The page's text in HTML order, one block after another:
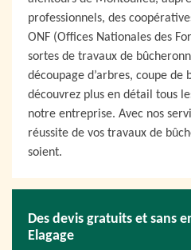
professionnels, des
ONF (Offices Nationales des
sortes de travaux de
découpage d’arbres, coupe de
découvrez plus en détail tous
notre entreprise. Avec nos
réussite de vos travaux de
soient.
Des devis gratuits et sans
Elagage